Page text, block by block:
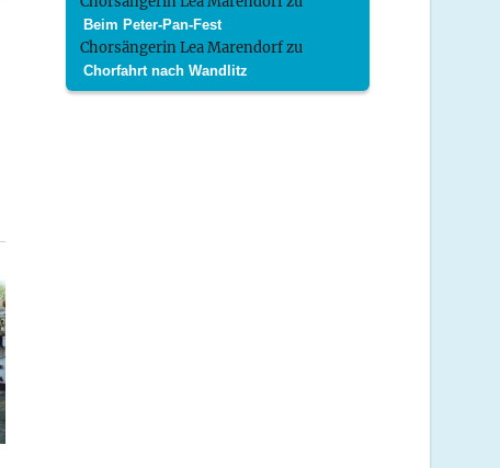
Beim Peter-Pan-Fest
Chorsängerin Lea Marendorfzu
Chorfahrt nach Wandlitz